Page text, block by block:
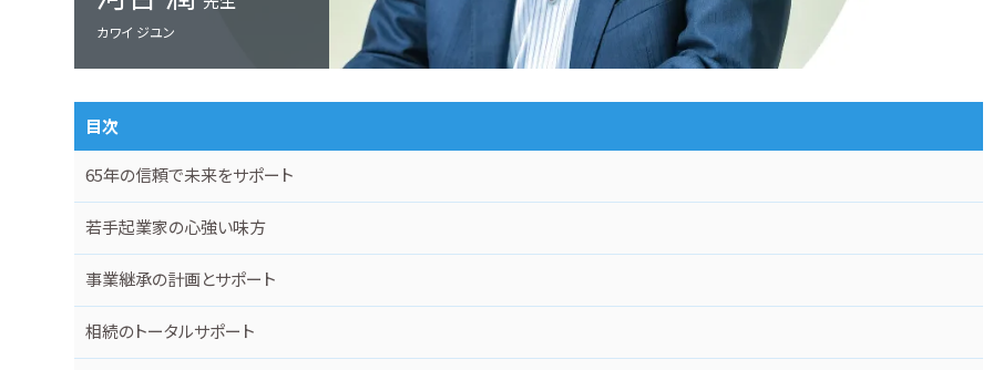
カワイ ジユン
目次
65年の信頼で未来をサポート
若手起業家の心強い味方
事業継承の計画とサポート
相続のトータルサポート